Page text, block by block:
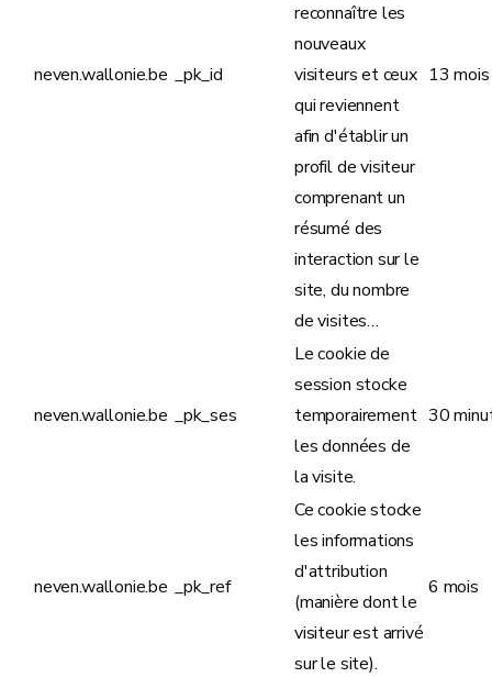
neven.wallonie.be _pk_id
reconnaître les
nouveaux
visiteurs et ceux
qui reviennent
afin d'établir un
profil de visiteur
comprenant un
résumé des
interaction sur le
site, du nombre
de visites…
13 mois
neven.wallonie.be _pk_ses
Le cookie de
session stocke
temporairement
les données de
la visite.
30
neven.wallonie.be _pk_ref
Ce cookie stocke
les informations
d'attribution
(manière dont le
visiteur est arrivé
sur le site).
6 mois